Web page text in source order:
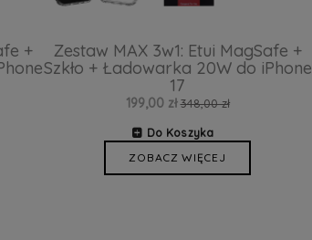
+
Zestaw MAX 3w1: Etui MagSafe +
Szkło + Ładowarka 20W do iPhone
17
199,00 zł 348,00 zł
Do Koszyka
ZOBACZ WIĘCEJ